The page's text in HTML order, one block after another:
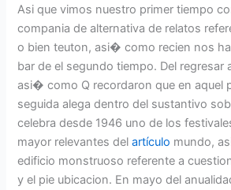
Asi que vimos nuestro primer tiempo
compania de alternativa de relatos
o bien teuton, asi� como recien nos
bar de el segundo tiempo. Del regresar
asi� como Q recordaron que en aquel
seguida alega dentro del sustantivo
celebra desde 1946 uno de los
mayor relevantes delartículo mundo,
edificio monstruoso referente a
y el pie ubicacion. En mayo del